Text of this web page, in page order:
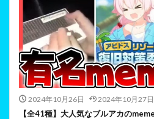
2024年10月26日 2024年10月27日
【全41種】大人気なブルアカの